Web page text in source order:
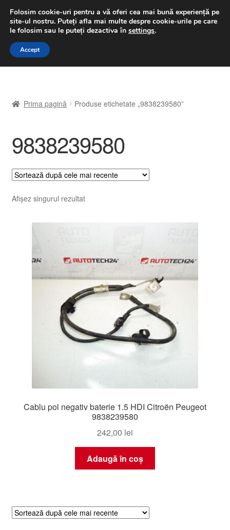
LIVRARE de la 33 lei
luni-vineri 9 a.m. - 4 p.m.031 229 6816
Sari
Sari
A lua legatura
Contul meu
Coș
Despre noi
Finalizare comandă
Livrare în toată lumea
Politică de confidențialitate
Procedura de reclamație
Termeni si conditii
Prima pagină Produse etichetate „9838239580”
9838239580
Afișez singurul rezultat
Cablu pol negativ baterie 1.5 HDI Citroën Peugeot
9838239580
242,00 lei
Adaugă în coș
Folosim cookie-uri pentru a vă oferi cea mai bună experiență pe
site-ul nostru. Puteți afla mai multe despre cookie-urile pe care
le folosim sau le puteți dezactiva în settings.
Accept